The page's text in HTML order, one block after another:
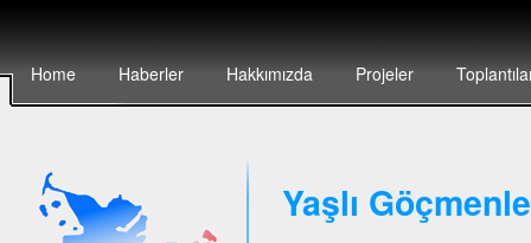
Home Haberler Hakkımızda Projeler
Yaşlı